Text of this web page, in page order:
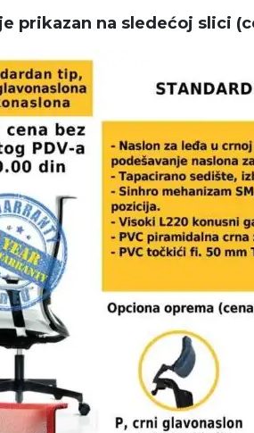
prikazan na sledećoj slici